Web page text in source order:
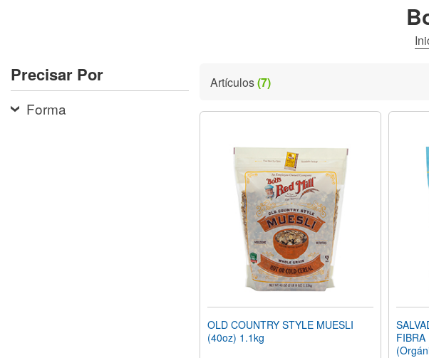
accesibilidad.
Presione
Control-
Precisar Por
Forma
Artículos(7)
OLD COUNTRY STYLE MUESLI
(40oz) 1.1kg
FIBRA